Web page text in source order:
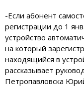
-Если абонент
регистрации до 1
устройство
на который
находящийся в
рассказывает
Петропавловска